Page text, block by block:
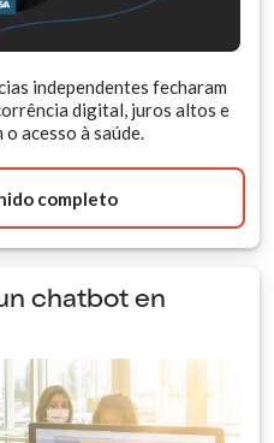
independentes fecharam
digital, juros altos e
acesso à saúde.
completo
chatbot en